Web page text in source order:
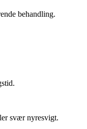
behandling.
svær nyresvigt.